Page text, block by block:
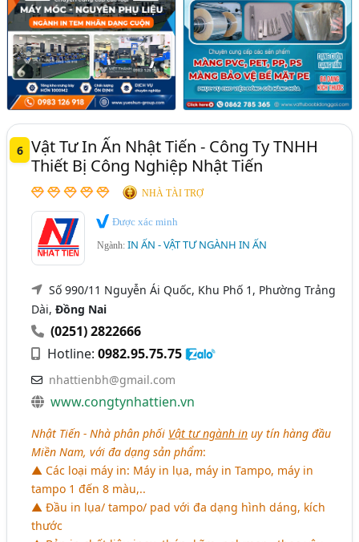
6 Vật Tư In Ấn Nhật Tiến - Công Ty TNHH
Thiết Bị Công Nghiệp Nhật Tiến
NHÀ TÀI TRỢ
Được xác minh
Ngành:IN ẤN - VẬT TƯ NGÀNH IN ẤN
Số 990/11 Nguyễn Ái Quốc, Khu Phố 1, Phường Trảng
Dài,Đồng Nai
(0251) 2822666
Hotline:0982.95.75.75
nhattienbh@gmail.com
www.congtynhattien.vn
Nhật Tiến - Nhà phân phối Vật tư ngành in uy tín hàng đầu
Miền Nam, với đa dạng sản phẩm:
▲ Các loại máy in: Máy in lụa, máy in Tampo, máy in
tampo 1 đến 8 màu,..
▲ Đầu in lụa/ tampo/ pad với đa dạng hình dáng, kích
thước